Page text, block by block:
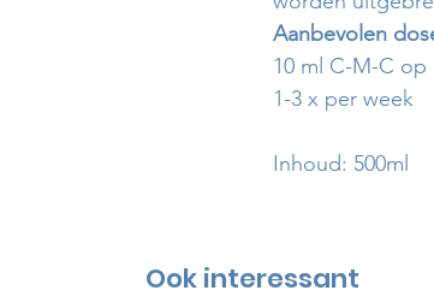
Aanbevolen
10 ml C-M-C op
1-3 x per week
Inhoud: 500ml
Ook interessant